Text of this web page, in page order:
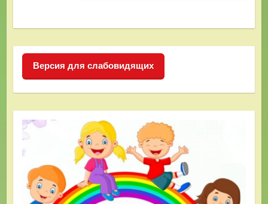
Версия для слабовидящих